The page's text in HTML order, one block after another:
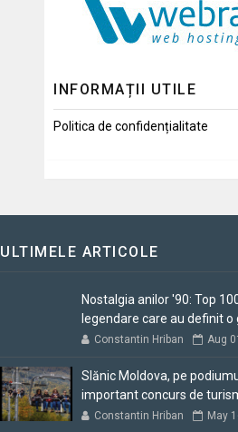
INFORMAȚII UTILE
Politica de confidențialitate
ULTIMELE ARTICOLE
Nostalgia anilor '90: Top
legendare care au definit o
Constantin Hriban Aug
Slănic Moldova, pe
important concurs de
Constantin Hriban May